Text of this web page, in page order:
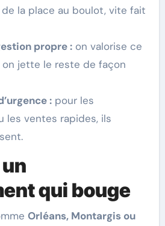
la place au boulot, vite fait
propre :on valorise ce
on jette le reste de façon
:pour les
les ventes rapides, ils
qui bouge
Orléans, Montargis ou